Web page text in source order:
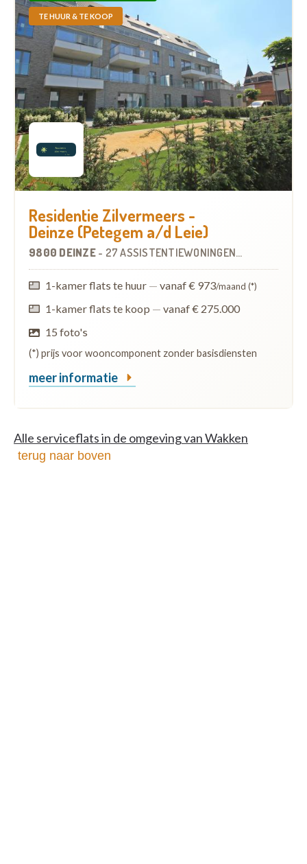
TE HUUR & TE KOOP
Residentie Zilvermeers -
Deinze (Petegem a/d Leie)
9800 DEINZE - 27 ASSISTENTIEWONINGEN OP
1-kamer flats te huur — vanaf € 973/maand (*)
1-kamer flats te koop — vanaf € 275.000
15 foto's
(*) prijs voor wooncomponent zonder basisdiensten
meer informatie
Alle serviceflats in de omgeving van Wakken
terug naar boven